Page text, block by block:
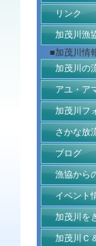
リンク
加茂川漁
■加茂川情
加茂川の
アユ・ア
加茂川フ
さかな放
ブログ
漁協から
イベント
加茂川を
加茂川Ｃ